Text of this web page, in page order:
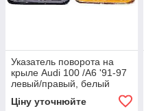
Указатель поворота на
крыле Audi 100 /A6 '91-97
левый/правый, белый
Ціну уточнюйте